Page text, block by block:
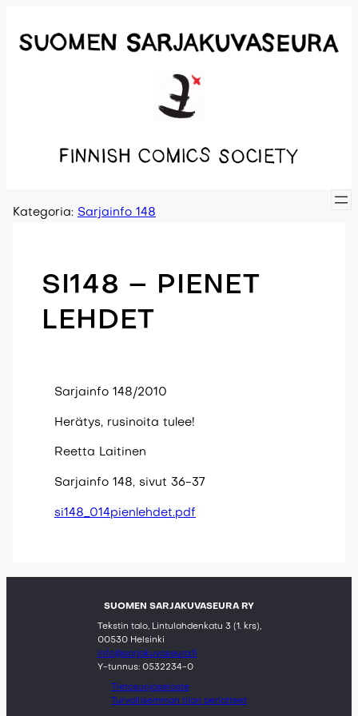
sisältöön
Kategoria: Sarjainfo 148
SI148 – PIENET
LEHDET
Sarjainfo 148/2010
Herätys, rusinoita tulee!
Reetta Laitinen
Sarjainfo 148, sivut 36-37
si148_014pienlehdet.pdf
SUOMEN SARJAKUVASEURA RY
Tekstin talo, Lintulahdenkatu 3 (1. krs),
00530 Helsinki
info@sarjakuvaseura.fi
Y-tunnus: 0532234-0
Tietosuojaseloste
Turvallisemman tilan periatteet